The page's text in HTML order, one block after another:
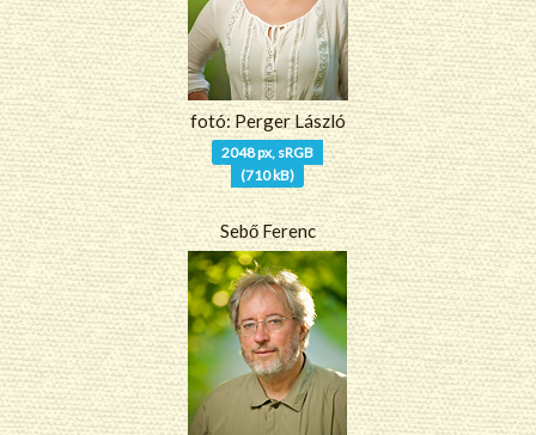
fotó: Perger László
2048 px, sRGB
(710 kB)
Sebő Ferenc